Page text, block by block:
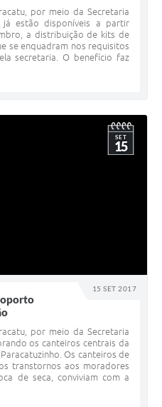
por meio da Secretaria
estão disponíveis a partir
a distribuição de kits de
se enquadram nos requisitos
secretaria. O benefício faz
15 SET 2017
SET
15
por meio da Secretaria
os canteiros centrais da
Os canteiros de
transtornos aos moradores
de seca, conviviam com a